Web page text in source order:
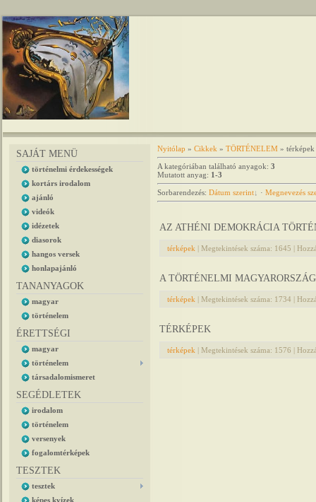
SAJÁT MENÜ
történelmi érdekességek
kortárs irodalom
ajánló
videók
idézetek
diasorok
hangos versek
honlapajánló
TANANYAGOK
magyar
történelem
ÉRETTSÉGI
magyar
történelem
társadalomismeret
SEGÉDLETEK
irodalom
történelem
versenyek
fogalomtérképek
TESZTEK
tesztek
képes kvízek
Nyitólap » Cikkek » TÖRTÉNELEM » térképek
A kategóriában található anyagok: 3
Mutatott anyag: 1-3
Sorbarendezés: Dátum szerint · Megnevezés
AZ ATHÉNI DEMOKRÁCIA
térképek | Megtekintések száma: 1645 |
A TÖRTÉNELMI
térképek | Megtekintések száma: 1734 |
TÉRKÉPEK
térképek | Megtekintések száma: 1576 |